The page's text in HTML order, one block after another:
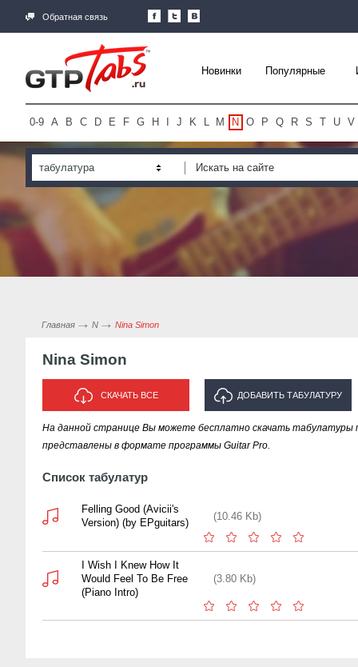
Обратная связь
Новинки Популярные
0-9 A B C D E F G H J K L M N O P Q R S T U V
табулатура
Главная N Nina Simon
Nina Simon
СКАЧАТЬ ВСЕ ДОБАВИТЬ ТАБУЛАТУРУ
ИСПОЛНИТЕЛЯ "NINA SIMON"
На данной странице Вы можете бесплатно скачать табулатуры
представлены в формате программы Guitar Pro.
Список табулатур
Felling Good (Avicii's
Version) (by EPguitars)
(10.46 Kb)
I Wish I Knew How It
Would Feel To Be Free
(Piano Intro)
(3.80 Kb)